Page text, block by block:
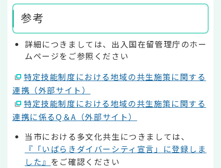
参考
詳細につきましては、出入国在留管理庁のホー
ムページをご参照ください
特定技能制度における地域の共生施策に関する
連携（外部サイト）
特定技能制度における地域の共生施策に関する
連携に係るQ＆A（外部サイト）
当市における多文化共生につきましては、
『「いばらきダイバーシティ宣言」に登録しま
した』 をご確認ください